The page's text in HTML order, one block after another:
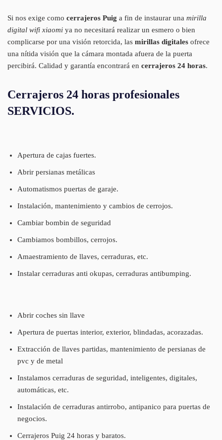
Si nos exige como cerrajeros Puig a fin de instaurar una mirilla
digital wifi xiaomi ya no necesitará realizar un esmero o bien
complicarse por una visión retorcida, las mirillas digitales ofrece
una nítida visión que la cámara montada afuera de la puerta
percibirá. Calidad y garantía encontrará en cerrajeros 24 horas.
Cerrajeros 24 horas profesionales
SERVICIOS.
Apertura de cajas fuertes.
Abrir persianas metálicas
Automatismos puertas de garaje.
Instalación, mantenimiento y cambios de cerrojos.
Cambiar bombin de seguridad
Cambiamos bombillos, cerrojos.
Amaestramiento de llaves, cerraduras, etc.
Instalar cerraduras anti okupas, cerraduras antibumping.
Abrir coches sin llave
Apertura de puertas interior, exterior, blindadas, acorazadas.
Extracción de llaves partidas, mantenimiento de persianas de
pvc y de metal
Instalamos cerraduras de seguridad, inteligentes, digitales,
automáticas, etc.
Instalación de cerraduras antirrobo, antipanico para puertas de
negocios.
Cerrajeros Puig 24 horas y baratos.